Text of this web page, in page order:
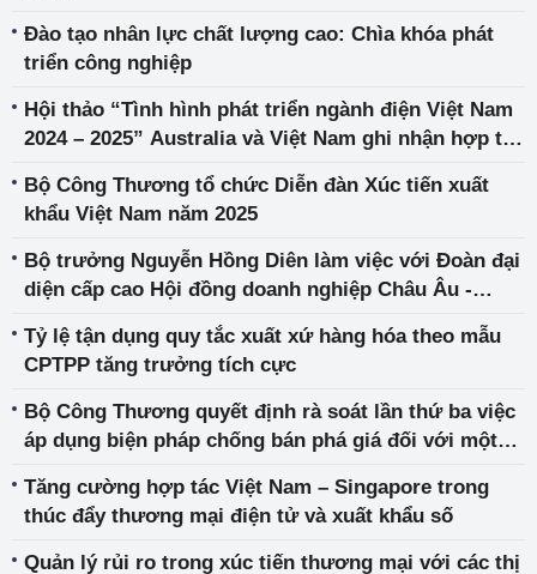
Đào tạo nhân lực chất lượng cao: Chìa khóa phát
triển công nghiệp
Hội thảo “Tình hình phát triển ngành điện Việt Nam
2024 – 2025” Australia và Việt Nam ghi nhận hợp tác
Bộ Công Thương tổ chức Diễn đàn Xúc tiến xuất
khẩu Việt Nam năm 2025
Bộ trưởng Nguyễn Hồng Diên làm việc với Đoàn đại
diện cấp cao Hội đồng doanh nghiệp Châu Âu -
Tỷ lệ tận dụng quy tắc xuất xứ hàng hóa theo mẫu
CPTPP tăng trưởng tích cực
Bộ Công Thương quyết định rà soát lần thứ ba việc
áp dụng biện pháp chống bán phá giá đối với một
việc AR03.AD03)
Tăng cường hợp tác Việt Nam – Singapore trong
thúc đẩy thương mại điện tử và xuất khẩu số
Quản lý rủi ro trong xúc tiến thương mại với các thị